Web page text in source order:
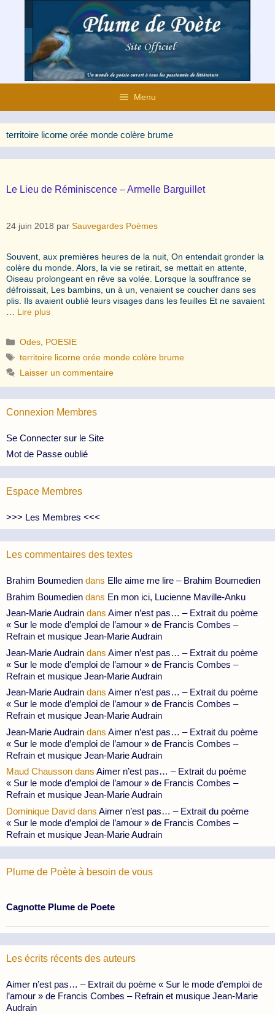
contenu
Menu
territoire licorne orée monde colère brume
Le Lieu de Réminiscence – Armelle Barguillet
24 juin 2018 par Sauvegardes Poèmes
Souvent, aux premières heures de la nuit, On entendait gronder la
colère du monde. Alors, la vie se retirait, se mettait en attente,
Oiseau prolongeant en rêve sa volée. Lorsque la souffrance se
défroissait, Les bambins, un à un, venaient se coucher dans ses
plis. Ils avaient oublié leurs visages dans les feuilles Et ne savaient
Lire plus
Catégories
Odes POESIE
Étiquettes
territoire licorne orée monde colère brume
Laisser un commentaire
Connexion Membres
Se Connecter sur le Site
Mot de Passe oublié
Espace Membres
>>> Les Membres <<<
Les commentaires des textes
Brahim Boumedien dans Elle aime me lire – Brahim Boumedien
Brahim Boumedien dans En mon ici, Lucienne Maville-Anku
Jean-Marie Audrain dans Aimer n’est pas… – Extrait du poème
« Sur le mode d’emploi de l’amour » de Francis Combes –
Refrain et musique Jean-Marie Audrain
Jean-Marie Audrain dans Aimer n’est pas… – Extrait du poème
« Sur le mode d’emploi de l’amour » de Francis Combes –
Refrain et musique Jean-Marie Audrain
Jean-Marie Audrain dans Aimer n’est pas… – Extrait du poème
« Sur le mode d’emploi de l’amour » de Francis Combes –
Refrain et musique Jean-Marie Audrain
Jean-Marie Audrain dans Aimer n’est pas… – Extrait du poème
« Sur le mode d’emploi de l’amour » de Francis Combes –
Refrain et musique Jean-Marie Audrain
Maud Chausson dans Aimer n’est pas… – Extrait du poème
« Sur le mode d’emploi de l’amour » de Francis Combes –
Refrain et musique Jean-Marie Audrain
Dominique David dans Aimer n’est pas… – Extrait du poème
« Sur le mode d’emploi de l’amour » de Francis Combes –
Refrain et musique Jean-Marie Audrain
Plume de Poète à besoin de vous
Cagnotte Plume de Poete
Les écrits récents des auteurs
Aimer n’est pas… – Extrait du poème « Sur le mode d’emploi de
l’amour » de Francis Combes – Refrain et musique Jean-Marie
Audrain